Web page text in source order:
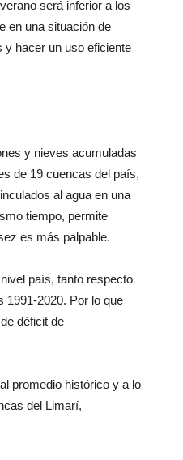
será inferior a los
en una situación de
y hacer un uso eficiente
y nieves acumuladas
de 19 cuencas del país,
al agua en una
tiempo, permite
es más palpable.
país, tanto respecto
1991-2020. Por lo que
déficit de
promedio histórico y a lo
del Limarí,